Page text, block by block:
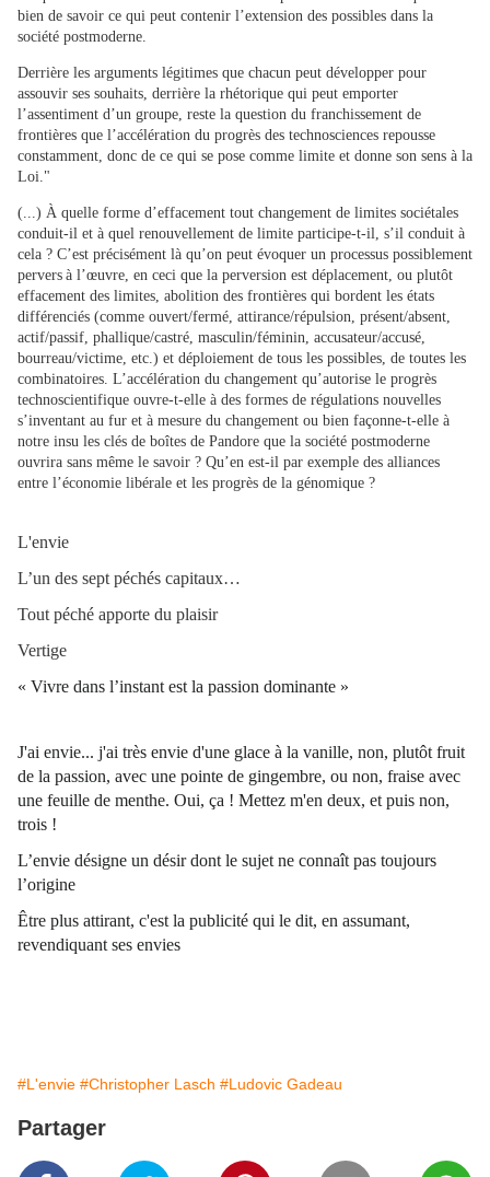
bien de savoir ce qui peut contenir l’extension des possibles dans la
société postmoderne.
Derrière les arguments légitimes que chacun peut développer pour
assouvir ses souhaits, derrière la rhétorique qui peut emporter
l’assentiment d’un groupe, reste la question du franchissement de
frontières que l’accélération du progrès des technosciences repousse
constamment, donc de ce qui se pose comme limite et donne son sens à la
Loi."
(...) À quelle forme d’effacement tout changement de limites sociétales
conduit-il et à quel renouvellement de limite participe-t-il, s’il conduit à
cela ? C’est précisément là qu’on peut évoquer un processus possiblement
pervers à l’œuvre, en ceci que la perversion est déplacement, ou plutôt
effacement des limites, abolition des frontières qui bordent les états
différenciés (comme ouvert/fermé, attirance/répulsion, présent/absent,
actif/passif, phallique/castré, masculin/féminin, accusateur/accusé,
bourreau/victime, etc.) et déploiement de tous les possibles, de toutes les
combinatoires. L’accélération du changement qu’autorise le progrès
technoscientifique ouvre-t-elle à des formes de régulations nouvelles
s’inventant au fur et à mesure du changement ou bien façonne-t-elle à
notre insu les clés de boîtes de Pandore que la société postmoderne
ouvrira sans même le savoir ? Qu’en est-il par exemple des alliances
entre l’économie libérale et les progrès de la génomique ?
L'envie
L’un des sept péchés capitaux…
Tout péché apporte du plaisir
Vertige
« Vivre dans l’instant est la passion dominante »
J'ai envie... j'ai très envie d'une glace à la vanille, non, plutôt fruit
de la passion, avec une pointe de gingembre, ou non, fraise avec
une feuille de menthe. Oui, ça ! Mettez m'en deux, et puis non,
trois !
L’envie désigne un désir dont le sujet ne connaît pas toujours
l’origine
Être plus attirant, c'est la publicité qui le dit, en assumant,
revendiquant ses envies
#L'envie #Christopher Lasch #Ludovic Gadeau
Partager